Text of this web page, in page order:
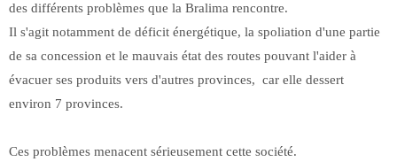
des différents problèmes que la Bralima rencontre.
Il s'agit notamment de déficit énergétique, la spoliation d'une partie
de sa concession et le mauvais état des routes pouvant l'aider à
évacuer ses produits vers d'autres provinces, car elle dessert
environ 7 provinces.
Ces problèmes menacent sérieusement cette société.